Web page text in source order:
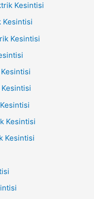
Kesintisi
Kesintisi
Kesintisi
Kesintisi
Kesintisi
Kesintisi